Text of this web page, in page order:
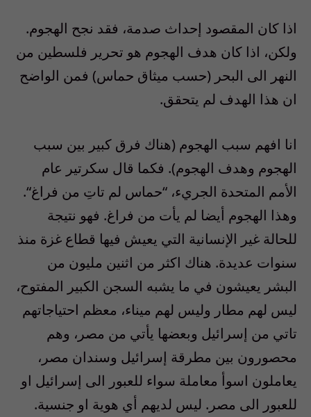
اذا كان المقصود إحداث صدمة، فقد نجح الهجوم.
ولكن، اذا كان هدف الهجوم هو تحرير فلسطين من
النهر الى البحر (حسب ميثاق حماس) فمن الواضح
ان هذا الهدف لم يتحقق.
انا افهم سبب الهجوم (هناك فرق كبير بين سبب
الهجوم وهدف الهجوم). فكما قال سكرتير عام
الأمم المتحدة الجريء، “حماس لم تاتِ من فراغ“.
وهذا الهجوم أيضا لم يأت من فراغ. فهو نتيجة
للحالة غير الإنسانية التي يعيش فيها قطاع غزة منذ
سنوات عديدة. هناك اكثر من اثنين مليون من
البشر يعيشون في ما يشبه السجن الكبير المفتوح،
ليس لهم مطار وليس لهم ميناء، معظم احتياجاتهم
تاتي من إسرائيل وبعضها يأتي من مصر، وهم
محصورون بين مطرقة إسرائيل وسندان مصر،
يعاملون اسوأ معاملة سواء للعبور الى إسرائيل او
للعبور الى مصر . ليس لديهم أي هوية او جنسية.